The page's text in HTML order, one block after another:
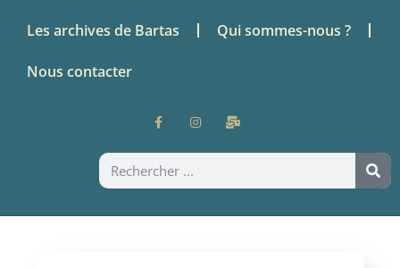
Les archives de Bartas Qui sommes-nous ?
Nous contacter